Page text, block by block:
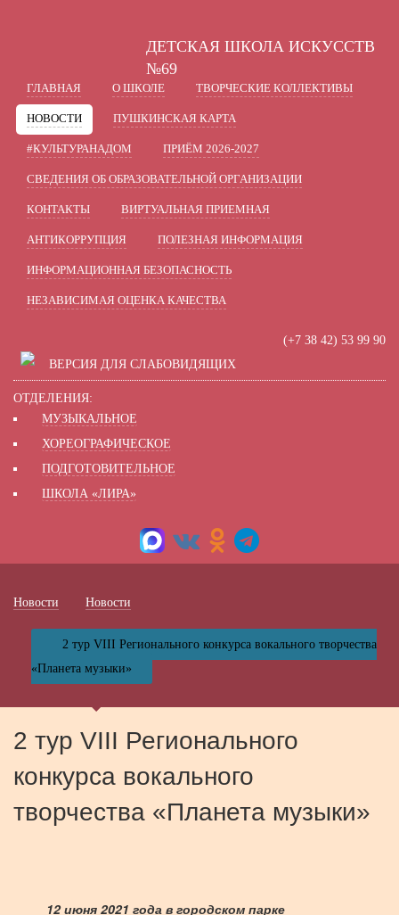
Включить изображения
Интервал: Одинарный Полуторный
Разрядка: Стандартный
Гарнитура: Без засечек С засечками
ДЕТСКАЯ ШКОЛА ИСКУССТВ
№69
ГЛАВНАЯ О ШКОЛЕ ТВОРЧЕСКИЕ КОЛЛЕКТИВЫ
НОВОСТИ ПУШКИНСКАЯ КАРТА
#КУЛЬТУРАНАДОМ ПРИЁМ 2026-2027
СВЕДЕНИЯ ОБ ОБРАЗОВАТЕЛЬНОЙ ОРГАНИЗАЦИИ
КОНТАКТЫ ВИРТУАЛЬНАЯ ПРИЕМНАЯ
АНТИКОРРУПЦИЯ ПОЛЕЗНАЯ ИНФОРМАЦИЯ
ИНФОРМАЦИОННАЯ БЕЗОПАСНОСТЬ
НЕЗАВИСИМАЯ ОЦЕНКА КАЧЕСТВА
(+7 38 42) 53 99 90
ВЕРСИЯ ДЛЯ СЛАБОВИДЯЩИХ
ОТДЕЛЕНИЯ:
МУЗЫКАЛЬНОЕ
ХОРЕОГРАФИЧЕСКОЕ
ПОДГОТОВИТЕЛЬНОЕ
ШКОЛА «ЛИРА»
Новости Новости
2 тур VIII Регионального конкурса вокального творчества
«Планета музыки»
2 тур VIII Регионального
конкурса вокального
творчества «Планета музыки»
12 июня 2021 года в городском парке